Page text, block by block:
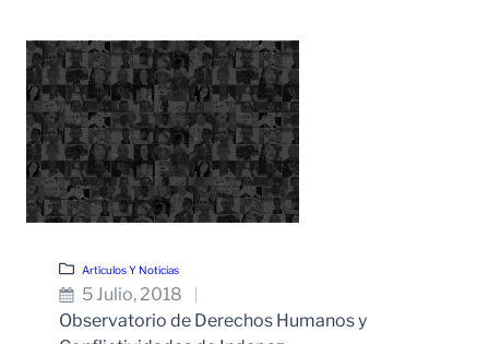
Artículos Y Noticias
5 Julio, 2018
Observatorio de Derechos Humanos y